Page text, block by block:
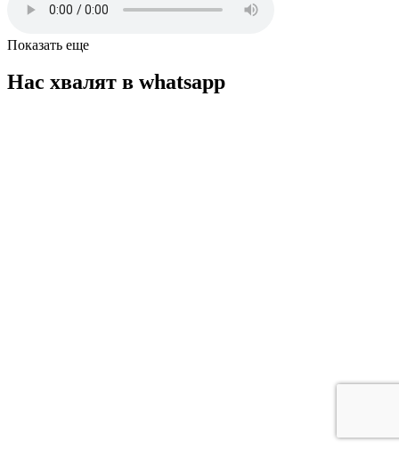
Показать еще
Нас хвалят в whatsapp